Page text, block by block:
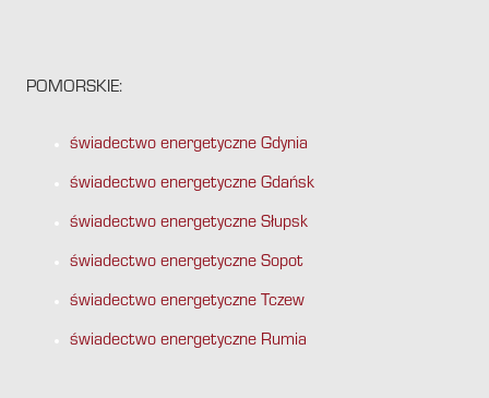
POMORSKIE:
świadectwo energetyczne Gdynia
świadectwo energetyczne Gdańsk
świadectwo energetyczne Słupsk
świadectwo energetyczne Sopot
świadectwo energetyczne Tczew
świadectwo energetyczne Rumia